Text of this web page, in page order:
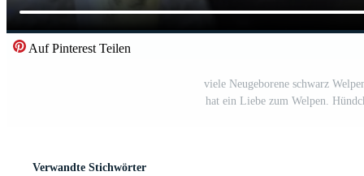
Auf Pinterest Teilen
viele Neugeborene schwarz
hat ein Liebe zum Welpen.
Verwandte Stichwörter